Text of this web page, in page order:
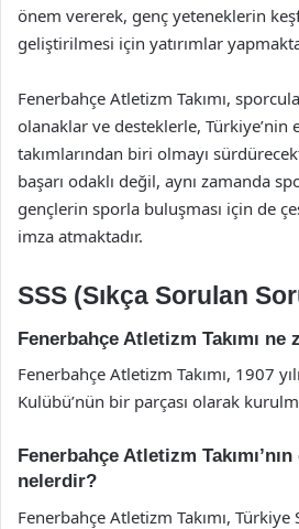
önem vererek, genç yeteneklerin
geliştirilmesi için yatırımlar
Fenerbahçe Atletizm Takımı,
olanaklar ve desteklerle, Türkiye’nin
takımlarından biri olmayı
başarı odaklı değil, aynı zamanda
gençlerin sporla buluşması için de
imza atmaktadır.
SSS (Sıkça Sorulan
Fenerbahçe Atletizm Takımı ne
Fenerbahçe Atletizm Takımı, 1907
Kulübü’nün bir parçası olarak
Fenerbahçe Atletizm
nelerdir?
Fenerbahçe Atletizm Takımı,